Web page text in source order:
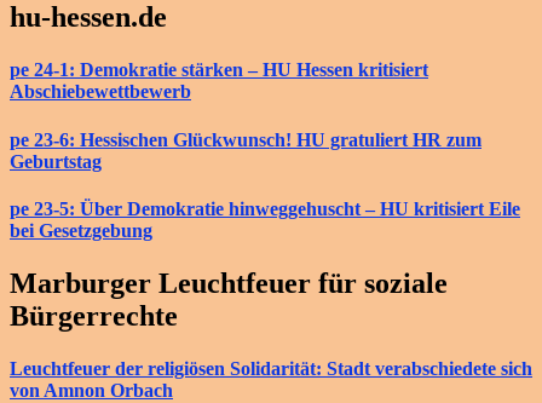
hu-hessen.de
pe 24-1: Demokratie stärken – HU Hessen kritisiert
Abschiebewettbewerb
pe 23-6: Hessischen Glückwunsch! HU gratuliert HR zum
Geburtstag
pe 23-5: Über Demokratie hinweggehuscht – HU kritisiert Eile
bei Gesetzgebung
Marburger Leuchtfeuer für soziale
Bürgerrechte
Leuchtfeuer der religiösen Solidarität: Stadt verabschiedete sich
von Amnon Orbach